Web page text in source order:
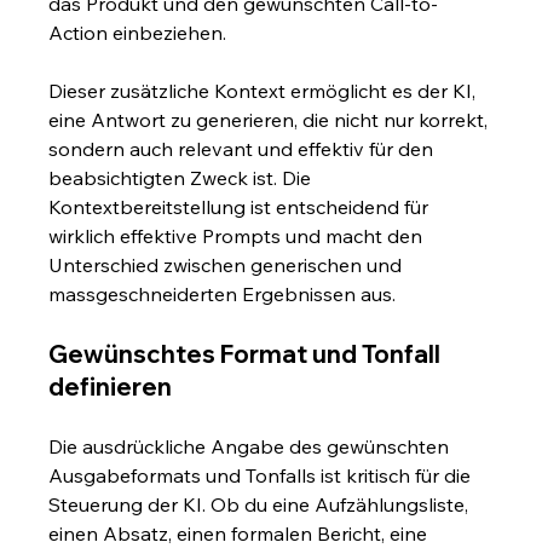
Action einbeziehen.
Dieser zusätzliche Kontext ermöglicht es der KI,
eine Antwort zu generieren, die nicht nur korrekt,
sondern auch relevant und effektiv für den
beabsichtigten Zweck ist. Die
Kontextbereitstellung ist entscheidend für
wirklich effektive Prompts und macht den
Unterschied zwischen generischen und
massgeschneiderten Ergebnissen aus.
Gewünschtes Format und Tonfall
definieren
Die ausdrückliche Angabe des gewünschten
Ausgabeformats und Tonfalls ist kritisch für die
Steuerung der KI. Ob du eine Aufzählungsliste,
einen Absatz, einen formalen Bericht, eine